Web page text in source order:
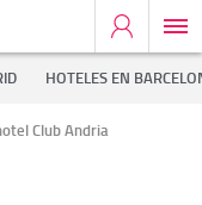
HOTELES EN
Club Andria